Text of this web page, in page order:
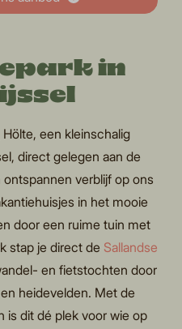
in
een kleinschalig
direct gelegen aan de
verblijf op ons
in het mooie
door een ruime tuin met
stap je direct de Sallandse
en fietstochten door
heidevelden. Met de
is dit dé plek voor wie op